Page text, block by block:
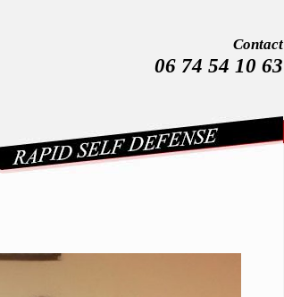
Contact
06 74 54 10 63